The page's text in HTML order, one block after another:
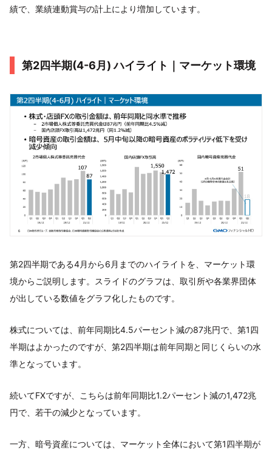
績で、業績連動賞与の計上により増加しています。
第2四半期(4-6月) ハイライト｜マーケット環境
第2四半期である4月から6月までのハイライトを、マーケット環
境からご説明します。スライドのグラフは、取引所や各業界団体
が出している数値をグラフ化したものです。
株式については、前年同期比4.5パーセント減の87兆円で、第1四
半期はよかったのですが、第2四半期は前年同期と同じくらいの水
準となっています。
続いてFXですが、こちらは前年同期比1.2パーセント減の1,472兆
円で、若干の減少となっています。
一方、暗号資産については、マーケット全体において第1四半期が